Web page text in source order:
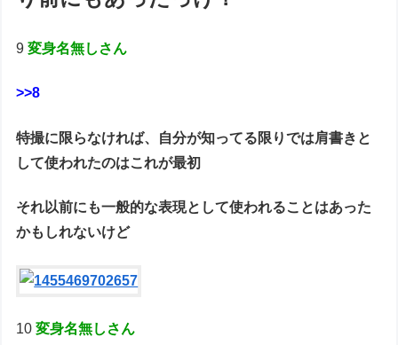
9 変身名無しさん
>>8
特撮に限らなければ、自分が知ってる限りでは肩書きと
して使われたのはこれが最初
それ以前にも一般的な表現として使われることはあった
かもしれないけど
10 変身名無しさん